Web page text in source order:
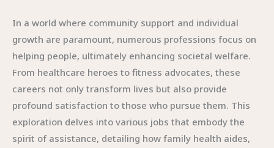
In a world where community support and individual
growth are paramount, numerous professions focus on
helping people, ultimately enhancing societal welfare.
From healthcare heroes to fitness advocates, these
careers not only transform lives but also provide
profound satisfaction to those who pursue them. This
exploration delves into various jobs that embody the
spirit of assistance, detailing how family health aides,